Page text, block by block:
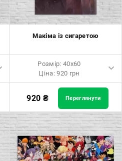
Макіма із сигаретою
Розмір: 40x60
Ціна: 920 грн
Розмір: 40x60 Ціна: 920 грн
Розмір: 60x90 Ціна: 1650 грн
Розмір: 80x120 Ціна: 2050 грн
920 ₴ Переглянути